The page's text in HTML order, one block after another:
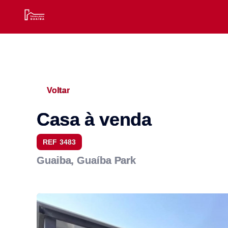
Voltar
Casa à venda
REF 3483
Guaiba, Guaíba Park